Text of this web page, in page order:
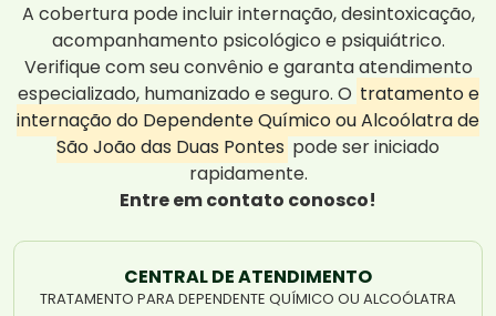
A cobertura pode incluir internação, desintoxicação,
acompanhamento psicológico e psiquiátrico.
Verifique com seu convênio e garanta atendimento
especializado, humanizado e seguro. O tratamento e
internação do Dependente Químico ou Alcoólatra de
São João das Duas Pontes pode ser iniciado
rapidamente.
Entre em contato conosco!
CENTRAL DE ATENDIMENTO
TRATAMENTO PARA DEPENDENTE QUÍMICO OU ALCOÓLATRA